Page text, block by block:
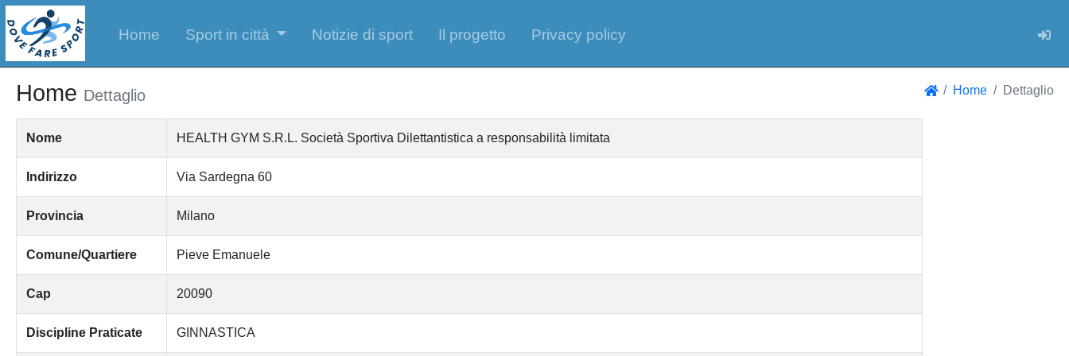
Home Sport in città Notizie di sport Il progetto Privacy policy
Home Dettaglio Home Dettaglio
Nome HEALTH GYM S.R.L. Società Sportiva Dilettantistica a responsabilità limitata
Indirizzo Via Sardegna 60
Provincia Milano
Comune/Quartiere Pieve Emanuele
Cap 20090
Discipline Praticate GINNASTICA